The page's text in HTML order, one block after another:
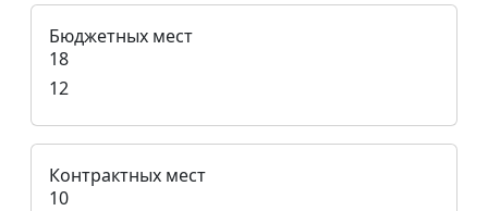
Бюджетных мест
18
12
Контрактных мест
10